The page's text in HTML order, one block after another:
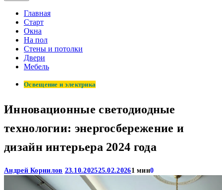
Главная
Старт
Окна
На пол
Стены и потолки
Двери
Мебель
Освещение и электрика
Инновационные светодиодные
технологии: энергосбережение и
дизайн интерьера 2024 года
Андрей Корнилов 23.10.202525.02.20261 мин0